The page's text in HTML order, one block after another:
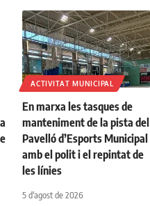
ACTIVITAT MUNICIPAL
En marxa les tasques de
manteniment de la pista del
Pavelló d’Esports Municipal
amb el polit i el repintat de
les línies
5 d'agost de 2026